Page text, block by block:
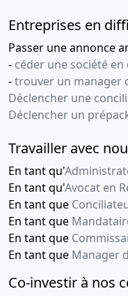
Entreprises en
Passer une annonce
- céder une société
-trouver un manager
Déclencher une
Déclencher un
Travailler avec
En tant qu'
En tant qu'Avocat en
En tant que
En tant que
En tant que
En tant que Manager
Co-investir à nos